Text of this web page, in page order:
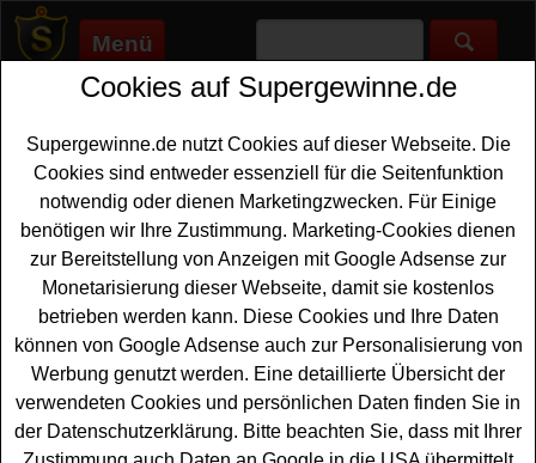
Menü
Supergewinne.de>Gewinnspiele>Rolex
Rolex gewinnen - Rolex Gewinnspiel
Aktuelle Rolex Gewinnspiele 2026 bei Supergewinne.de ✅
Jetzt kostenlos mitmachen und mit etwas Glück eine Rolex
gewinnen. ✅
Watchmaster Gewinnspiel - Rolex Uhr
gewinnen
Wer gern eine hochwertige Uhr gewinnen möchte, sollte
sich dieses kostenlose Watchmaster Gewinnspiel
genauer anschauen. Verlost wird eine Rolex Submariner
Cookies auf Supergewinne.de
Supergewinne.de nutzt Cookies auf dieser Webseite. Die
Cookies sind entweder essenziell für die Seitenfunktion
notwendig oder dienen Marketingzwecken. Für Einige
benötigen wir Ihre Zustimmung. Marketing-Cookies dienen
zur Bereitstellung von Anzeigen mit Google Adsense zur
Monetarisierung dieser Webseite, damit sie kostenlos
betrieben werden kann. Diese Cookies und Ihre Daten
können von Google Adsense auch zur Personalisierung von
Werbung genutzt werden. Eine detaillierte Übersicht der
verwendeten Cookies und persönlichen Daten finden Sie in
der Datenschutzerklärung. Bitte beachten Sie, dass mit Ihrer